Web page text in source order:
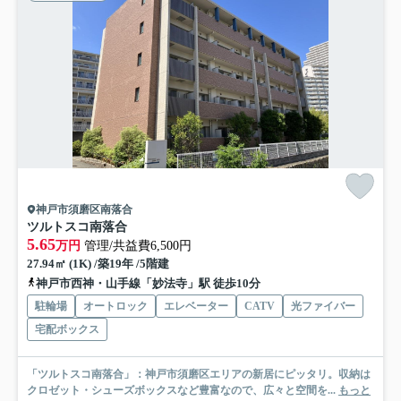
神戸市須磨区南落合
ツルトスコ南落合
5.65万円 管理/共益費6,500円
27.94㎡ (1K) /築19年 /5階建
神戸市西神・山手線「妙法寺」駅 徒歩10分
駐輪場 オートロック エレベーター CATV
光ファイバー
宅配ボックス
「ツルトスコ南落合」：神戸市須磨区エリアの新居にピッタリ。収納は
クロゼット・シューズボックスなど豊富なので、広々と空間を... もっと